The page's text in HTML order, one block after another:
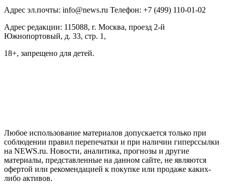
Адрес эл.почты: info@news.ru Телефон: +7 (499) 110-01-02
Адрес редакции: 115088, г. Москва, проезд 2-й
Южнопортовый, д. 33, стр. 1,
18+, запрещено для детей.
Любое использование материалов допускается только при
соблюдении правил перепечатки и при наличии гиперссылки
на NEWS.ru. Новости, аналитика, прогнозы и другие
материалы, представленные на данном сайте, не являются
офертой или рекомендацией к покупке или продаже каких-
либо активов.